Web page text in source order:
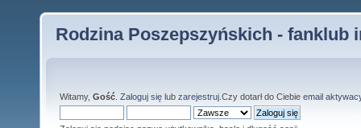
Rodzina Poszepszyńskich - fanklub
Witamy, Gość Zaloguj się lub zarejestruj .Czy dotarł do Ciebie email